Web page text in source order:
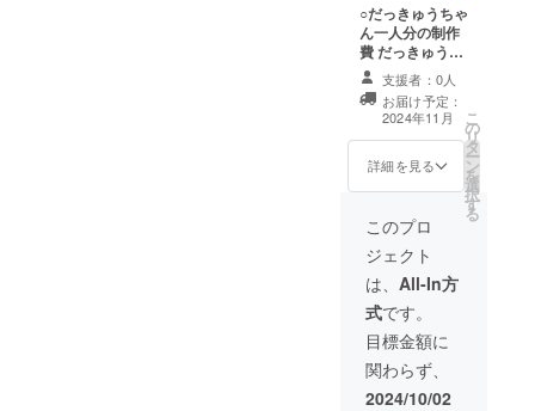
○だっきゅうちゃ
ん一人分の制作
費 だっきゅう
ちゃん一人分の
ズボンが作れま
す。 依頼者が明
かせる範囲で
形になったこと
をメールにてご
真、住んでいる
県名、名前のア
ルファベットな
ど 何か支援者
に明かせる情報
がないか？お聞
きしてみま
す。）一切プラ
イバシー明かせ
ない場合には
支援者：0人
お届け予定：
2024年11月
詳細を見る
こ
の
リ
タ
ー
ン
を
選
択
す
る
このプロ
ジェクト
は、 All-In方
式です。
目標金額に
関わらず、
2024/10/02